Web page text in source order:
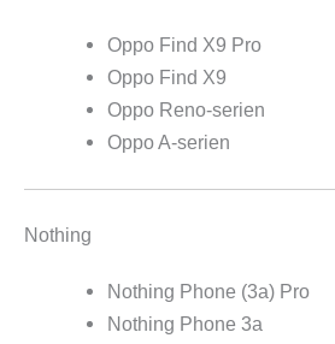
Oppo Find X9 Pro
Oppo Find X9
Oppo Reno-serien
Oppo A-serien
Nothing
Nothing Phone (3a) Pro
Nothing Phone 3a